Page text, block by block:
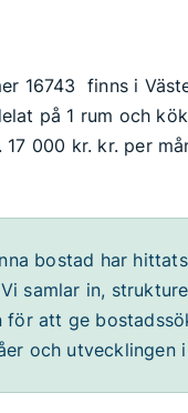
16743 finns i
på 1 rum och
000 kr. kr. per
bostad har
samlar in,
för att ge
och utvecklingen